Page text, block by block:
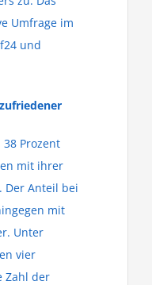
Umfrage im
und
Prozent
mit ihrer
Der Anteil bei
mit
Unter
vier
Zahl der